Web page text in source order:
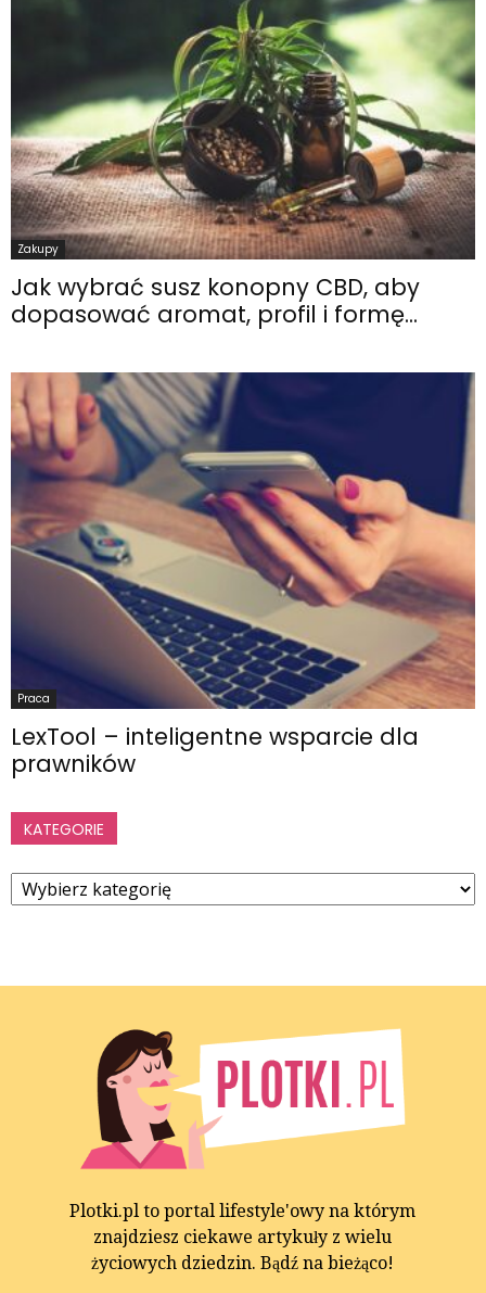
Zakupy
Jak wybrać susz konopny CBD, aby
dopasować aromat, profil i formę...
Praca
LexTool – inteligentne wsparcie dla
prawników
KATEGORIE
Kategorie
Plotki.pl to portal lifestyle'owy na którym
znajdziesz ciekawe artykuły z wielu
życiowych dziedzin. Bądź na bieżąco!